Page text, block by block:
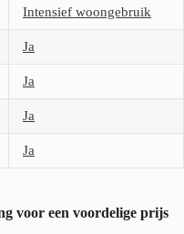
Intensief woongebruik
Ja
Ja
Ja
Ja
voor een voordelige prijs